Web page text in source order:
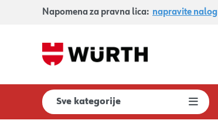
Napomena za pravna lica: napravite nalog
Sve kategorije